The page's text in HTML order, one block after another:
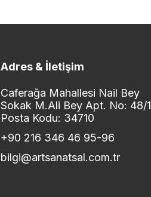
Adres & İletişim
Caferağa Mahallesi Nail Bey
Sokak M.Ali Bey Apt. No: 48/1
Posta Kodu: 34710
+90 216 346 46 95-96
bilgi@artsanatsal.com.tr